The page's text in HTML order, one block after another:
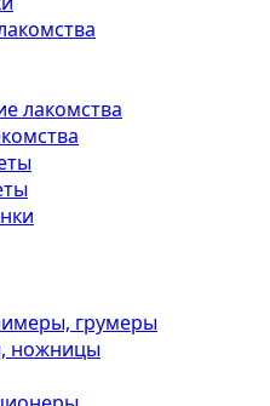
лакомства
грумеры
ножницы